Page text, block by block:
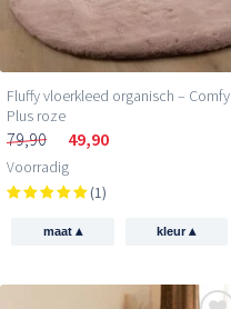
Fluffy vloerkleed organisch – Comfy
Plus roze
79,90 49,90
Voorradig
(1)
maat ▴ kleur▴